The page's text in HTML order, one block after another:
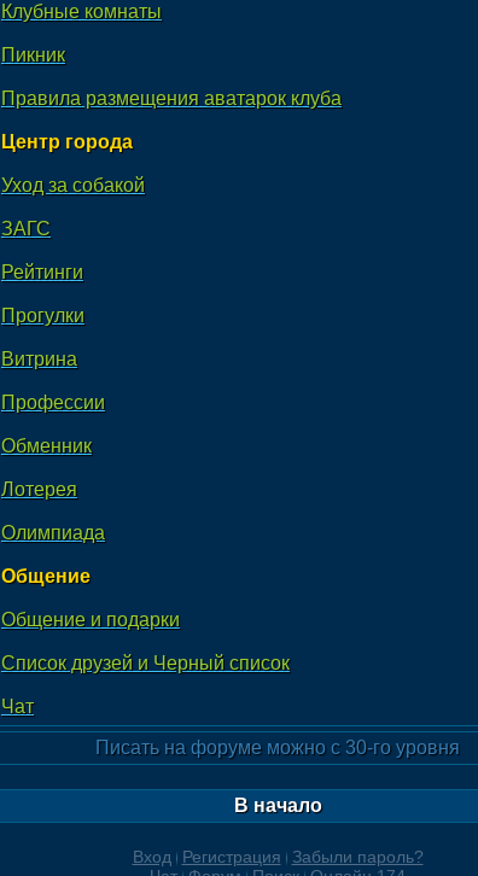
Клубные комнаты
Пикник
Правила размещения аватарок клуба
Центр города
Уход за собакой
ЗАГС
Рейтинги
Прогулки
Витрина
Профессии
Обменник
Лотерея
Олимпиада
Общение
Общение и подарки
Список друзей и Черный список
Чат
Писать на форуме можно с 30-го уровня
В начало
Вход Регистрация
Забыли пароль?